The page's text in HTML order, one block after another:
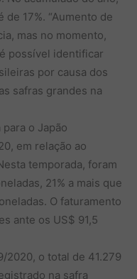
17%. “Aumento de
mas no momento,
possível identificar
por causa dos
safras grandes na
o Japão
em relação ao
temporada, foram
21% a mais que
O faturamento
ante os US$ 91,5
2020, o total de 41.279
na safra